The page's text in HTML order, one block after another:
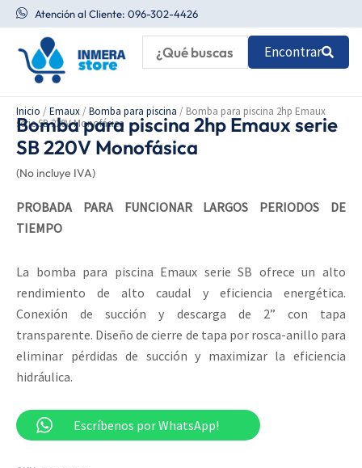
al
contenido
Atención al Cliente: 096-302-4426
Encontrar
Inicio /Emaux /Bomba para piscina / Bomba para piscina 2hp Emaux
serie SB 220V Monofásica
Bomba para piscina 2hp Emaux serie
SB 220V Monofásica
(No incluye IVA)
PROBADA PARA FUNCIONAR LARGOS PERIODOS DE
TIEMPO
La bomba para piscina Emaux serie SB ofrece un alto
rendimiento de alto caudal y eficiencia energética.
Conexión de succión y descarga de 2” con tapa
transparente. Diseño de cierre de tapa por rosca-anillo para
eliminar pérdidas de succión y maximizar la eficiencia
hidráulica.
Escríbenos por WhatsApp!